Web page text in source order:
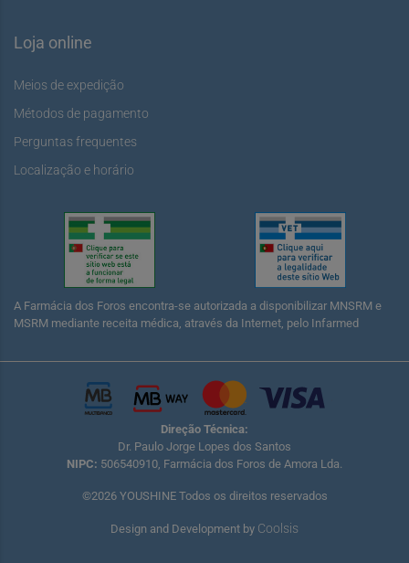
Loja online
Meios de expedição
Métodos de pagamento
Perguntas frequentes
Localização e horário
A Farmácia dos Foros encontra-se autorizada a disponibilizar MNSRM e
MSRM mediante receita médica, através da Internet, pelo Infarmed
Direção Técnica:
Dr. Paulo Jorge Lopes dos Santos
NIPC: 506540910, Farmácia dos Foros de Amora Lda.
©2026 YOUSHINE Todos os direitos reservados
Design and Development by Coolsis